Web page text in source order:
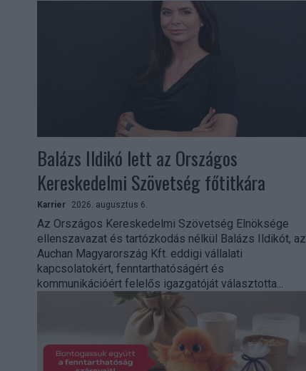
Balázs Ildikó lett az Országos
Kereskedelmi Szövetség főtitkára
Karrier 2026. augusztus 6.
Az Országos Kereskedelmi Szövetség Elnöksége
ellenszavazat és tartózkodás nélkül Balázs Ildikót, az
Auchan Magyarország Kft. eddigi vállalati
kapcsolatokért, fenntarthatóságért és
kommunikációért felelős igazgatóját választotta...